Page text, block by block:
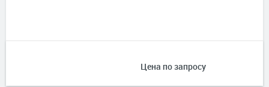
Цена по запросу